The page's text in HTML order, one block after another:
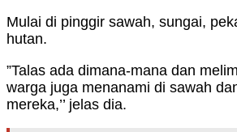
Mulai di pinggir sawah, sungai,
hutan.
”Talas ada dimana-mana dan
warga juga menanami di sawah
mereka,’’ jelas dia.